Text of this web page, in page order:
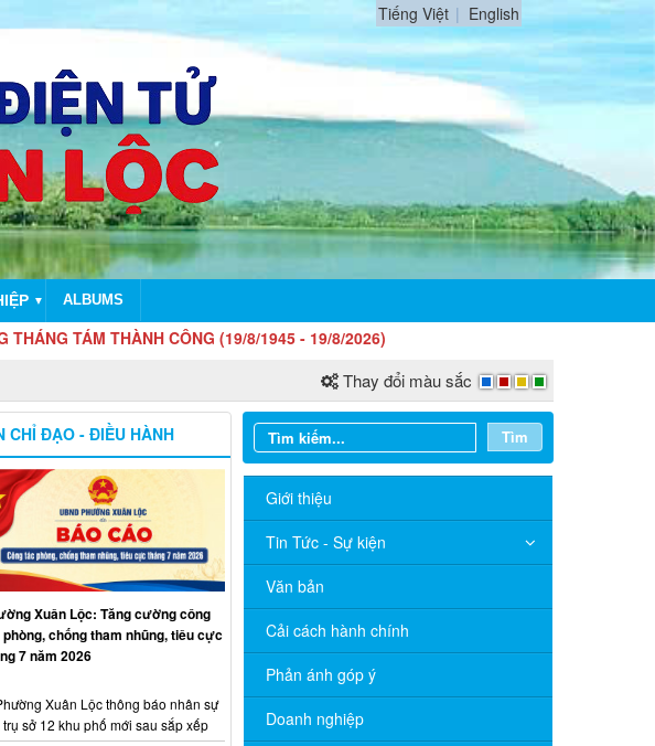
Tiếng Việt English
▼ ALBUMS
THÀNH CÔNG (19/8/1945 - 19/8/2026)
Thay đổi màu sắc
Tìm
Giới thiệu
Tin Tức - Sự kiện
Văn bản
Cải cách hành chính
Phản ánh góp ý
Doanh nghiệp
CHỈ ĐẠO - ĐIỀU HÀNH
Xuân Lộc: Tăng cường công
chống tham nhũng, tiêu cực
7 năm 2026
Xuân Lộc thông báo nhân sự
trụ sở 12 khu phố mới sau sắp xếp